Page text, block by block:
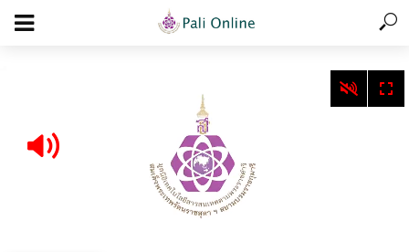
add_action('wp_footer', function () { echo '